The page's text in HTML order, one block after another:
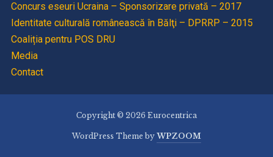
Concurs eseuri Ucraina – Sponsorizare privată – 2017
Identitate culturală românească în Bălţi – DPRRP – 2015
Coaliția pentru POS DRU
Media
Contact
Copyright © 2026 Eurocentrica
WordPress Theme by WPZOOM